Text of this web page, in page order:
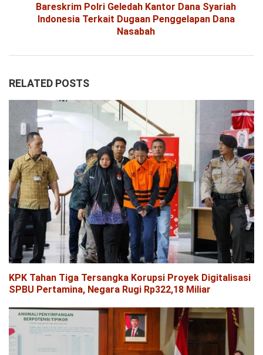
Bareskrim Polri Geledah Kantor Dana Syariah
Indonesia Terkait Dugaan Penggelapan Dana
Nasabah
RELATED POSTS
KPK Tahan Tiga Tersangka Korupsi Proyek Digitalisasi
SPBU Pertamina, Negara Rugi Rp322,18 Miliar